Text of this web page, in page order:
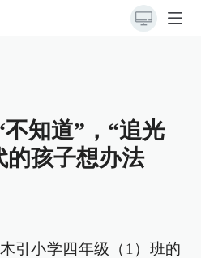
知道”，“追光
孩子想办法
引小学四年级（1）班的